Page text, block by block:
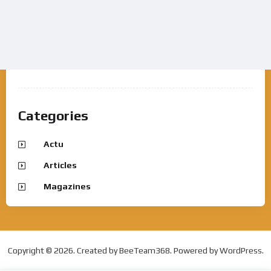
Categories
Actu
Articles
Magazines
Copyright © 2026. Created by BeeTeam368. Powered by WordPress.